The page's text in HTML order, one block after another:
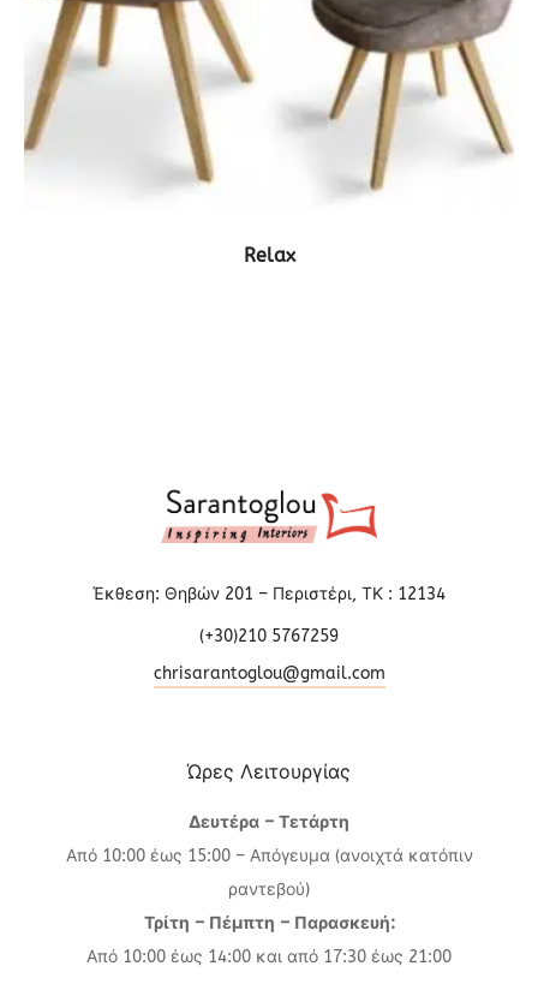
ΔΕΙΤΕ ΤΟ ΠΡΟΪΟΝ
Relax
Έκθεση: Θηβών 201 – Περιστέρι, ΤΚ : 12134
(+30)210 5767259
chrisarantoglou@gmail.com
Ώρες Λειτουργίας
Δευτέρα – Τετάρτη
Από 10:00 έως 15:00 – Απόγευμα (ανοιχτά κατόπιν
ραντεβού)
Τρίτη – Πέμπτη – Παρασκευή:
Από 10:00 έως 14:00 και από 17:30 έως 21:00